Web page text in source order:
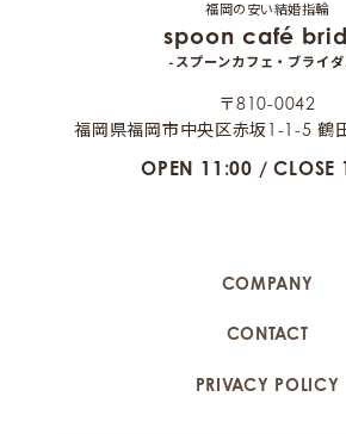
福岡の安い結婚指輪
spoon café
-スプーンカフェ・ブライ
〒810-0042
福岡県福岡市中央区赤坂1-1-5 鶴
OPEN 11:00 / CLOSE
COMPANY
CONTACT
PRIVACY POLICY